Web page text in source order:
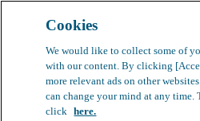
clear
Dirección médica
Farmacovigilancia
Objeción de calidad
Buscador de productos
Cookies
We would like to collect some of
with our content. By clicking
more relevant ads on other
can change your mind at any time.
click here.